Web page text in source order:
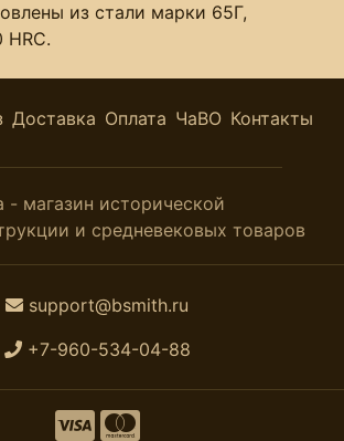
из стали марки 65Г,
HRC.
Доставка Оплата ЧаВО Контакты
- магазин исторической
и средневековых товаров
support@bsmith.ru
+7-960-534-04-88